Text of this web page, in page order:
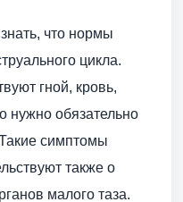
что нормы
цикла.
гной, кровь,
нужно обязательно
симптомы
также о
малого таза.